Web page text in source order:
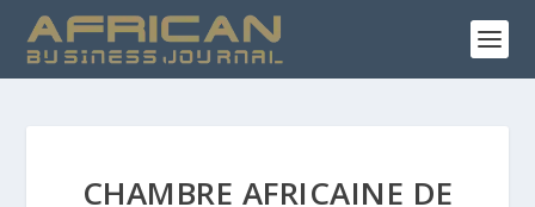
CHAMBRE AFRICAINE DE